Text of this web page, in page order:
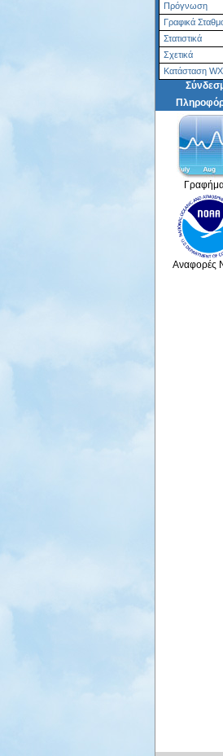
Πρόγνωση
Γραφικά
Στατιστικά
Σχετικά
Κατάσταση WX
Αναφορές